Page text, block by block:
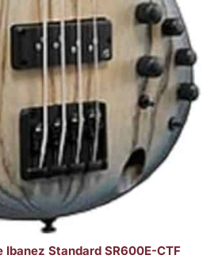
Standard SR600E-CTF